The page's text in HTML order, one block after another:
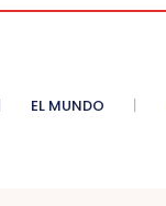
EL MUNDO